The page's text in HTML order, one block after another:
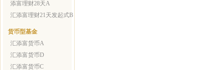
添富理财28天A
汇添富理财21天发起式B
货币型基金
汇添富货币A
汇添富货币D
汇添富货币C